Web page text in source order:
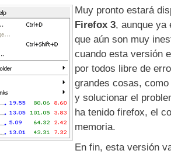
Muy pronto estará
Firefox 3, aunque ya
que aún son muy
cuando esta versión
por todos libre de
grandes cosas,
y solucionar el
ha tenido firefox, el
memoria.
En fin, esta versión